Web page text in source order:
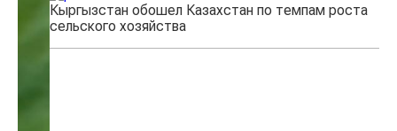
Кыргызстан обошел Казахстан по темпам роста
сельского хозяйства